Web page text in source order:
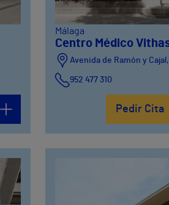
Málaga
Centro Médico
Avenida de Ramón y
952 477 310
Pedir Cita